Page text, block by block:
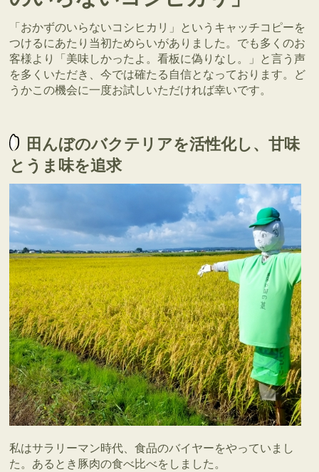
「おかずのいらないコシヒカリ」というキャッチコピーを
つけるにあたり当初ためらいがありました。でも多くのお
客様より「美味しかったよ。看板に偽りなし。」と言う声
を多くいただき、今では確たる自信となっております。ど
うかこの機会に一度お試しいただければ幸いです。
田んぼのバクテリアを活性化し、甘味
とうま味を追求
私はサラリーマン時代、食品のバイヤーをやっていまし
た。あるとき豚肉の食べ比べをしました。